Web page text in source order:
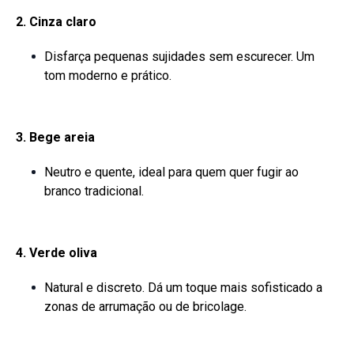
2. Cinza claro
Disfarça pequenas sujidades sem escurecer. Um
tom moderno e prático.
3. Bege areia
Neutro e quente, ideal para quem quer fugir ao
branco tradicional.
4. Verde oliva
Natural e discreto. Dá um toque mais sofisticado a
zonas de arrumação ou de bricolage.